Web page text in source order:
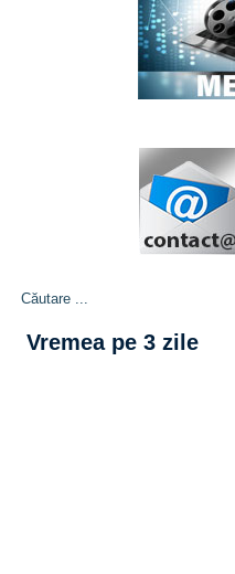
Vremea pe 3 zile